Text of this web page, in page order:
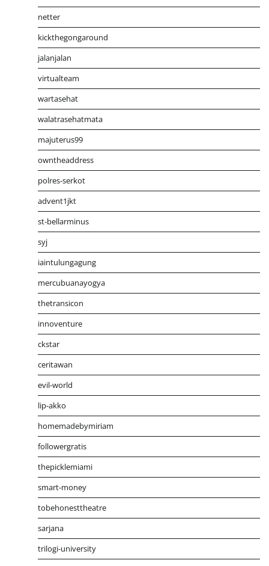
netter
kickthegongaround
jalanjalan
virtualteam
wartasehat
walatrasehatmata
majuterus99
owntheaddress
polres-serkot
advent1jkt
st-bellarminus
syj
iaintulungagung
mercubuanayogya
thetransicon
innoventure
ckstar
ceritawan
evil-world
lip-akko
homemadebymiriam
followergratis
thepicklemiami
smart-money
tobehonesttheatre
sarjana
trilogi-university